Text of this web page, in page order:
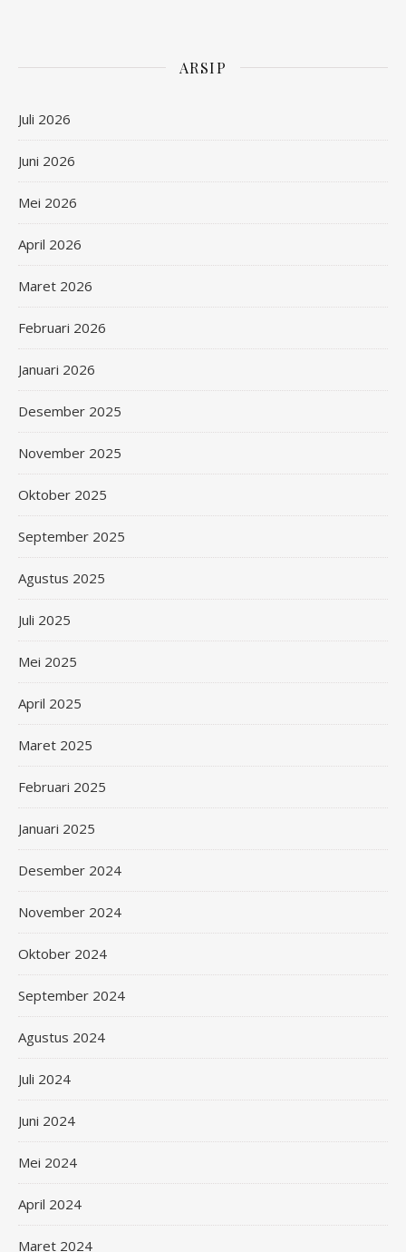
ARSIP
Juli 2026
Juni 2026
Mei 2026
April 2026
Maret 2026
Februari 2026
Januari 2026
Desember 2025
November 2025
Oktober 2025
September 2025
Agustus 2025
Juli 2025
Mei 2025
April 2025
Maret 2025
Februari 2025
Januari 2025
Desember 2024
November 2024
Oktober 2024
September 2024
Agustus 2024
Juli 2024
Juni 2024
Mei 2024
April 2024
Maret 2024